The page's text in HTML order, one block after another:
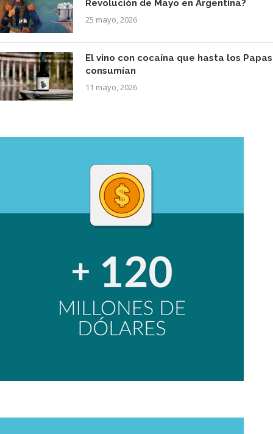
Revolución de Mayo en Argentina?
25 mayo, 2026
El vino con cocaína que hasta los Papas
consumían
11 mayo, 2026